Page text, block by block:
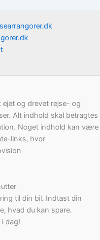
og drevet rejse- og
Alt indhold skal betragtes
Noget indhold kan være
links, hvor
til din bil. Indtast din
hvad du kan spare.
dag!